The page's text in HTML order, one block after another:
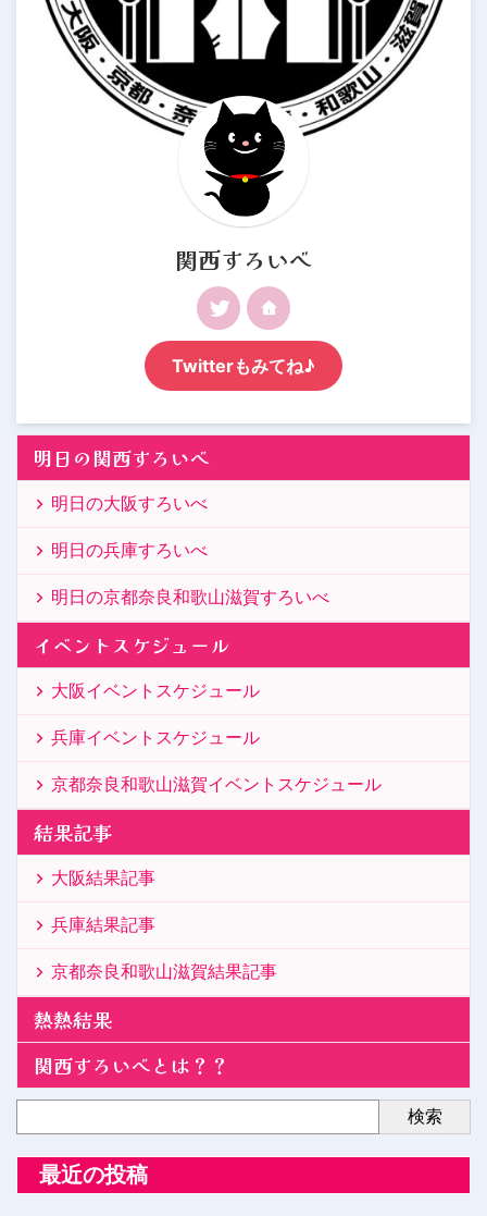
関西すろいべ
Twitterもみてね♪
明日の関西すろいべ
明日の大阪すろいべ
明日の兵庫すろいべ
明日の京都奈良和歌山滋賀すろいべ
イベントスケジュール
大阪イベントスケジュール
兵庫イベントスケジュール
京都奈良和歌山滋賀イベントスケジュール
結果記事
大阪結果記事
兵庫結果記事
京都奈良和歌山滋賀結果記事
熱熱結果
関西すろいべとは？？
検索
最近の投稿